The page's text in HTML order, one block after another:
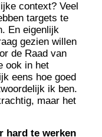
context? Veel
targets te
En eigenlijk
gezien willen
de Raad van
ook in het
eens hoe goed
ik ben.
maar het
hard te werken